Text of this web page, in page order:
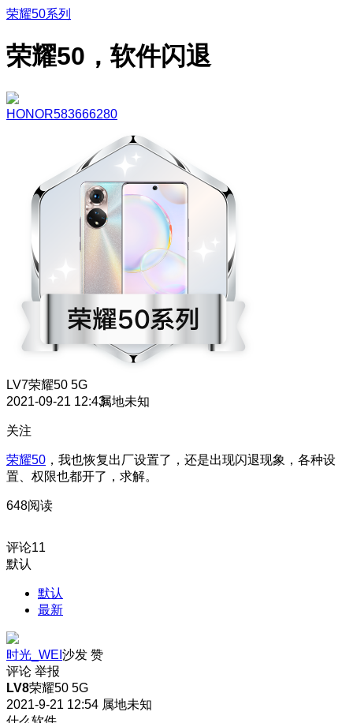
荣耀50系列
荣耀50，软件闪退
HONOR583666280
LV7荣耀50 5G
2021-09-21 12:43属地未知
关注
荣耀50 ，我也恢复出厂设置了，还是出现闪退现象，各种设
置、权限也都开了，求解。
648阅读
评论11
默认
默认
最新
时光_WEI 沙发 赞
评论 举报
LV8荣耀50 5G
2021-9-21 12:54 属地未知